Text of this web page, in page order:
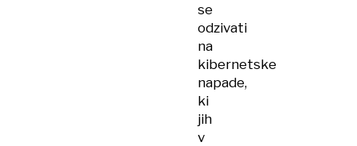
se
odzivati
na
kibernetske
napade,
ki
jih
v